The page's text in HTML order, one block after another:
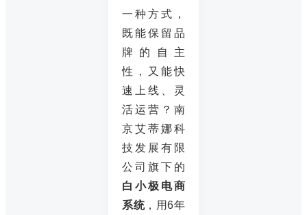
一种方式，
既能保留品
牌的自主
性，又能快
速上线、灵
活运营？南
京艾蒂娜科
技发展有限
公司旗下的
白小极电商
系统，用6年